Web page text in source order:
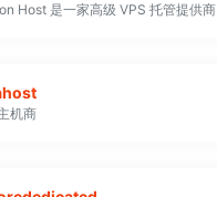
Host 是一家高级 VPS 托管提供商
机商